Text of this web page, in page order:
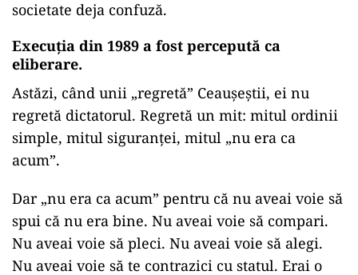
societate deja confuză.
Execuția din 1989 a fost percepută ca
eliberare.
Astăzi, când unii „regretă” Ceaușeștii, ei nu
regretă dictatorul. Regretă un mit: mitul ordinii
simple, mitul siguranței, mitul „nu era ca
acum”.
Dar „nu era ca acum” pentru că nu aveai voie să
spui că nu era bine. Nu aveai voie să compari.
Nu aveai voie să pleci. Nu aveai voie să alegi.
Nu aveai voie să te contrazici cu statul. Erai o